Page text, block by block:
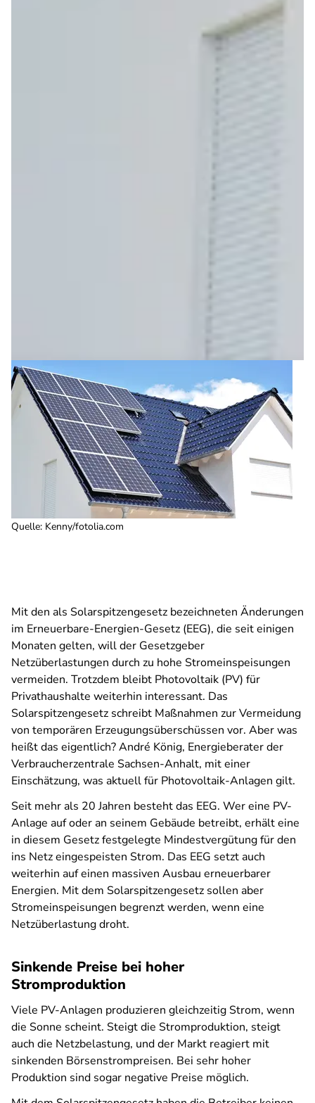
Quelle: Kenny/fotolia.com
Mit den als Solarspitzengesetz bezeichneten Änderungen
im Erneuerbare-Energien-Gesetz (EEG), die seit einigen
Monaten gelten, will der Gesetzgeber
Netzüberlastungen durch zu hohe Stromeinspeisungen
vermeiden. Trotzdem bleibt Photovoltaik (PV) für
Privathaushalte weiterhin interessant. Das
Solarspitzengesetz schreibt Maßnahmen zur Vermeidung
von temporären Erzeugungsüberschüssen vor. Aber was
heißt das eigentlich? André König, Energieberater der
Verbraucherzentrale Sachsen-Anhalt, mit einer
Einschätzung, was aktuell für Photovoltaik-Anlagen gilt.
Seit mehr als 20 Jahren besteht das EEG. Wer eine PV-
Anlage auf oder an seinem Gebäude betreibt, erhält eine
in diesem Gesetz festgelegte Mindestvergütung für den
ins Netz eingespeisten Strom. Das EEG setzt auch
weiterhin auf einen massiven Ausbau erneuerbarer
Energien. Mit dem Solarspitzengesetz sollen aber
Stromeinspeisungen begrenzt werden, wenn eine
Netzüberlastung droht.
Sinkende Preise bei hoher
Stromproduktion
Viele PV-Anlagen produzieren gleichzeitig Strom, wenn
die Sonne scheint. Steigt die Stromproduktion, steigt
auch die Netzbelastung, und der Markt reagiert mit
sinkenden Börsenstrompreisen. Bei sehr hoher
Produktion sind sogar negative Preise möglich.